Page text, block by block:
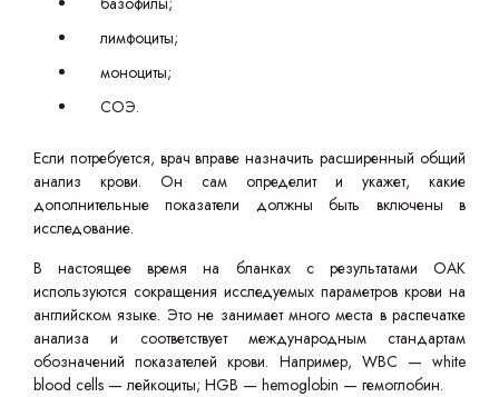
лимфоциты;
моноциты;
СОЭ.
Если потребуется, врач вправе назначить расширенный общий
анализ крови. Он сам определит и укажет, какие
дополнительные показатели должны быть включены в
исследование.
В настоящее время на бланках с результатами ОАК
используются сокращения исследуемых параметров крови на
английском языке. Это не занимает много места в распечатке
анализа и соответствует международным стандартам
обозначений показателей крови. Например, WBC — white
blood cells — лейкоциты; HGB — hemoglobin — гемоглобин.